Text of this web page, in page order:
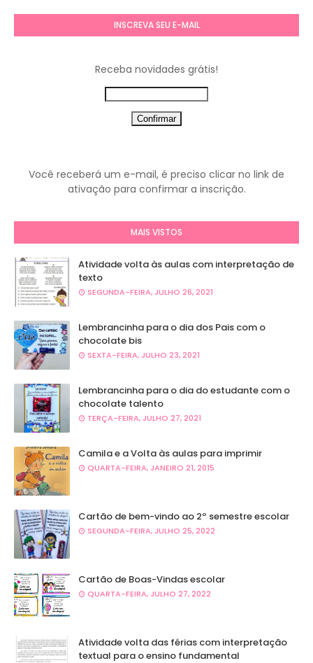
INSCREVA SEU E-MAIL
Receba novidades grátis!
Você receberá um e-mail, é preciso clicar no link de
ativação para confirmar a inscrição.
MAIS VISTOS
Atividade volta às aulas com interpretação de
texto
SEGUNDA-FEIRA, JULHO 26, 2021
Lembrancinha para o dia dos Pais com o
chocolate bis
SEXTA-FEIRA, JULHO 23, 2021
Lembrancinha para o dia do estudante com o
chocolate talento
TERÇA-FEIRA, JULHO 27, 2021
Camila e a Volta às aulas para imprimir
QUARTA-FEIRA, JANEIRO 21, 2015
Cartão de bem-vindo ao 2º semestre escolar
SEGUNDA-FEIRA, JULHO 25, 2022
Cartão de Boas-Vindas escolar
QUARTA-FEIRA, JULHO 27, 2022
Atividade volta das férias com interpretação
textual para o ensino fundamental